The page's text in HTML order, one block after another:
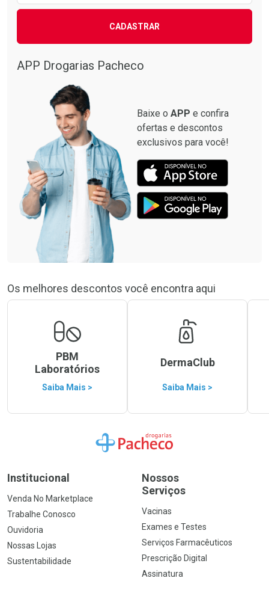
CADASTRAR
APP Drogarias Pacheco
Baixe o APP e confira
ofertas e descontos
exclusivos para você!
Os melhores descontos você encontra aqui
PBM
Laboratórios
Saiba Mais >
DermaClub
Saiba Mais >
Ir para a Home
Institucional
Venda No Marketplace
Trabalhe Conosco
Ouvidoria
Nossas Lojas
Sustentabilidade
Nossos
Serviços
Vacinas
Exames e Testes
Serviços Farmacêuticos
Prescrição Digital
Assinatura